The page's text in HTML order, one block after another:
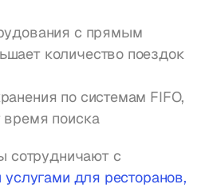
с прямым
количество поездок
по системам FIFO,
время поиска
для ресторанов,